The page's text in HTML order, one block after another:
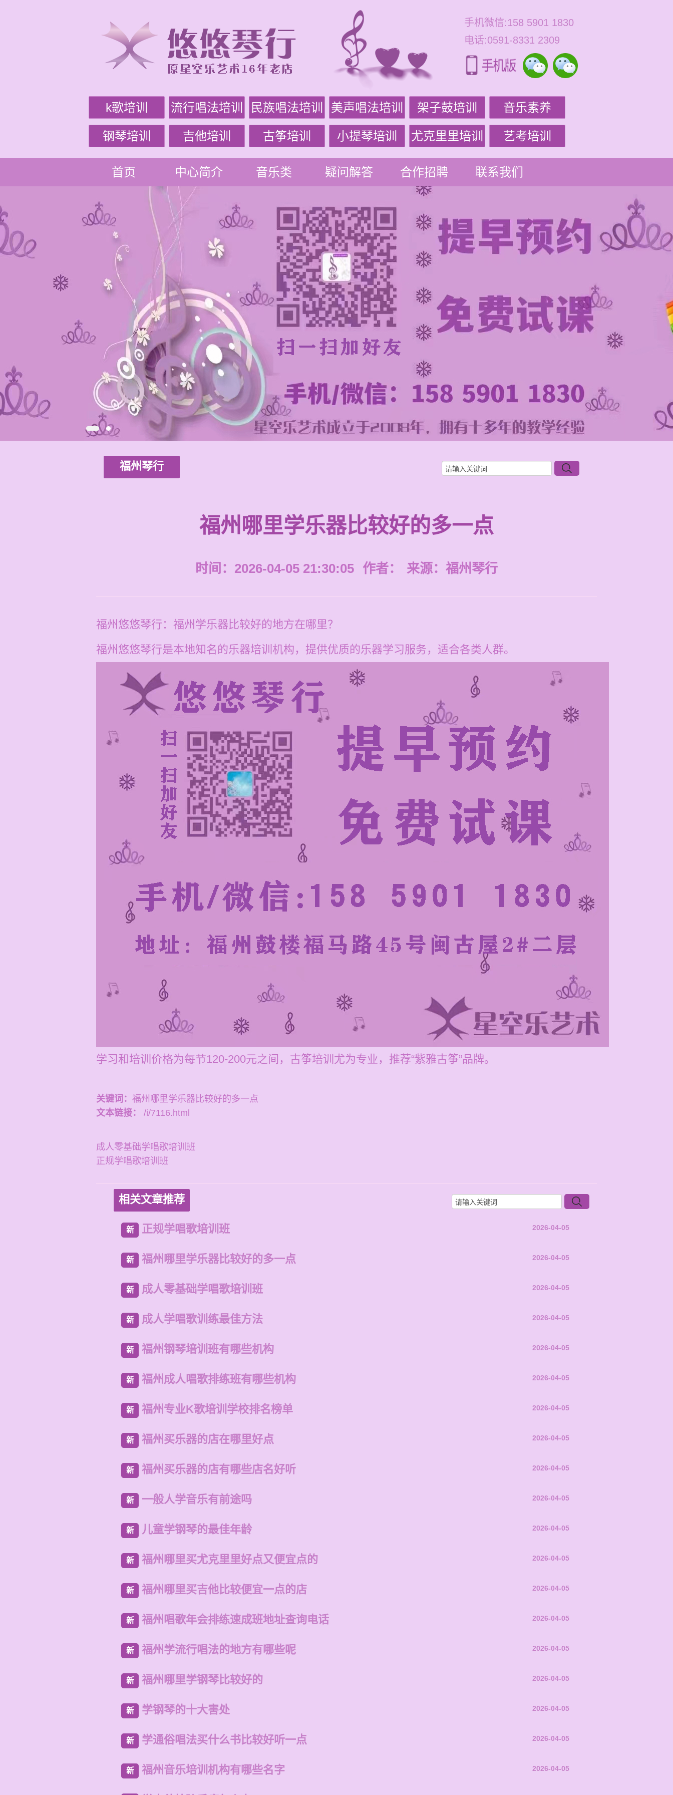
手机微信:158 5901 1830
电话:0591-8331 2309
k歌培训 流行唱法培训 民族唱法培训 美声唱法培训 架子鼓培训 音乐素养
钢琴培训 吉他培训 古筝培训 小提琴培训 尤克里里培训 艺考培训
首页 中心简介 音乐类 疑问解答 合作招聘 联系我们
福州琴行
福州哪里学乐器比较好的多一点
时间：2026-04-05 21:30:05 作者： 来源： 福州琴行
福州悠悠琴行：福州学乐器比较好的地方在哪里？
福州悠悠琴行是本地知名的乐器培训机构，提供优质的乐器学习服务，适合各类人群。
学习和培训价格为每节120-200元之间，古筝培训尤为专业，推荐“紫雅古筝”品牌。
关键词： 福州哪里学乐器比较好的多一点
文本链接：
/i/7116.html
成人零基础学唱歌培训班
正规学唱歌培训班
相关文章推荐
新 正规学唱歌培训班 2026-04-05
新 福州哪里学乐器比较好的多一点 2026-04-05
新 成人零基础学唱歌培训班 2026-04-05
新 成人学唱歌训练最佳方法 2026-04-05
新 福州钢琴培训班有哪些机构 2026-04-05
新 福州成人唱歌排练班有哪些机构 2026-04-05
新 福州专业K歌培训学校排名榜单 2026-04-05
新 福州买乐器的店在哪里好点 2026-04-05
新 福州买乐器的店有哪些店名好听 2026-04-05
新 一般人学音乐有前途吗 2026-04-05
新 儿童学钢琴的最佳年龄 2026-04-05
新 福州哪里买尤克里里好点又便宜点的 2026-04-05
新 福州哪里买吉他比较便宜一点的店 2026-04-05
新 福州唱歌年会排练速成班地址查询电话 2026-04-05
新 福州学流行唱法的地方有哪些呢 2026-04-05
新 福州哪里学钢琴比较好的 2026-04-05
新 学钢琴的十大害处 2026-04-05
新 学通俗唱法买什么书比较好听一点 2026-04-05
新 福州音乐培训机构有哪些名字 2026-04-05